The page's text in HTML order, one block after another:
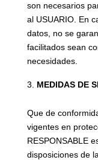
son necesarios
al USUARIO. En
datos, no se
facilitados sean
necesidades.
MEDIDAS DE
Que de
vigentes en
RESPONSABLE
disposiciones de